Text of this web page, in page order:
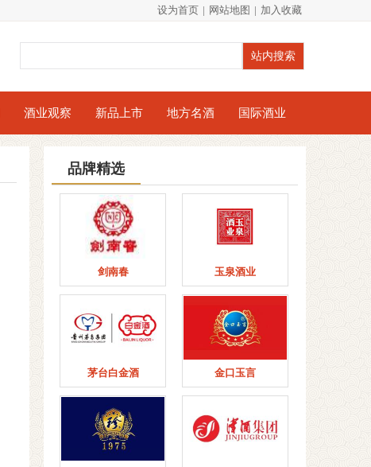
设为首页 | 网站地图 | 加入收藏
酒业观察 新品上市 地方名酒 国际酒业
品牌精选
剑南春 玉泉酒业
茅台白金酒 金口玉言